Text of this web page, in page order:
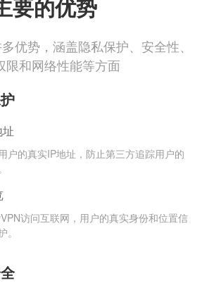
要的优势
优势，涵盖隐私保护、安全性、
限和网络性能等方面
户的真实IP地址，防止第三方追踪用户的
访问互联网，用户的真实身份和位置信
。